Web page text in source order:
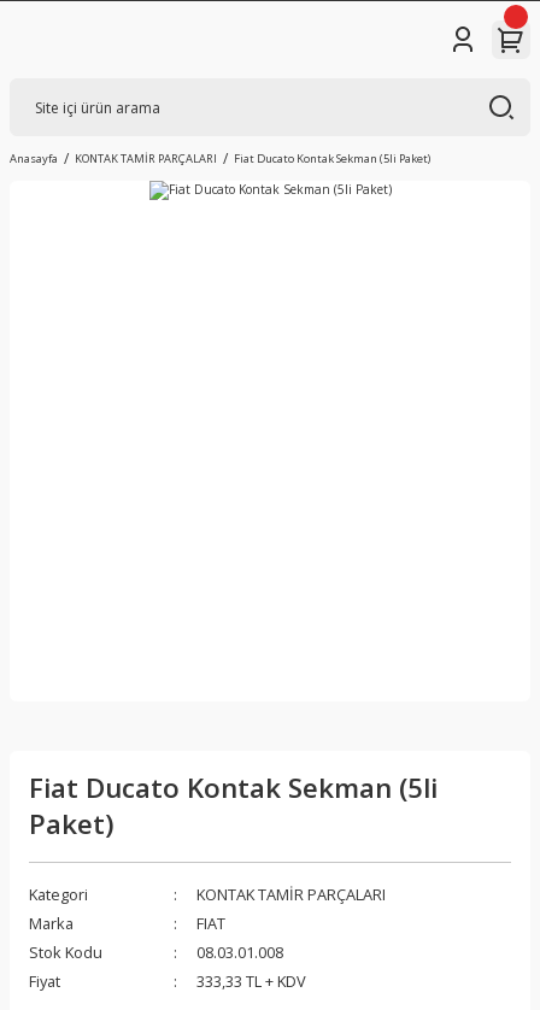
Anasayfa KONTAK TAMİR PARÇALARI Fiat Ducato Kontak Sekman (5li Paket)
Fiat Ducato Kontak Sekman (5li
Paket)
Kategori
KONTAK TAMİR PARÇALARI
Marka
FIAT
Stok Kodu
08.03.01.008
Fiyat
333,33 TL + KDV